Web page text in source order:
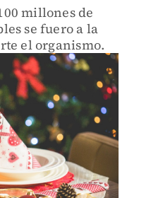
millones de
se fuero a la
el organismo.